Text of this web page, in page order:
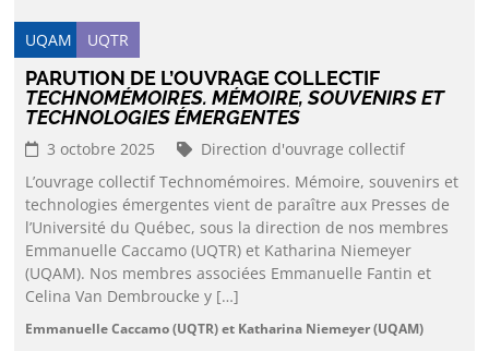
UQAM UQTR
PARUTION DE L’OUVRAGE COLLECTIF
TECHNOMÉMOIRES. MÉMOIRE, SOUVENIRS ET
TECHNOLOGIES ÉMERGENTES
3 octobre 2025
Direction d'ouvrage collectif
L’ouvrage collectif Technomémoires. Mémoire, souvenirs et
technologies émergentes vient de paraître aux Presses de
l’Université du Québec, sous la direction de nos membres
Emmanuelle Caccamo (UQTR) et Katharina Niemeyer
(UQAM). Nos membres associées Emmanuelle Fantin et
Celina Van Dembroucke y […]
Emmanuelle Caccamo (UQTR) et Katharina Niemeyer (UQAM)